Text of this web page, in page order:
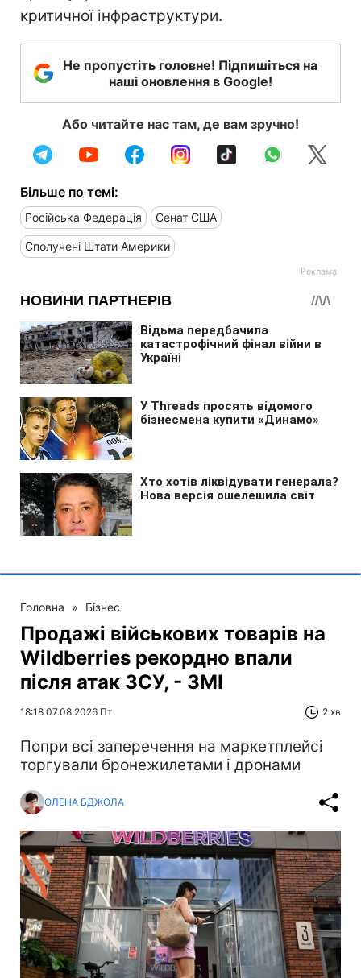
критичної інфраструктури.
Не пропустіть головне! Підпишіться на
наші оновлення в Google!
Або читайте нас там, де вам зручно!
Більше по темі:
Російська Федерація Сенат США
Сполучені Штати Америки
Головна » Бізнес
Продажі військових товарів на
Wildberries рекордно впали
після атак ЗСУ, - ЗМІ
18:18 07.08.2026 Пт 2 хв
Попри всі заперечення на маркетплейсі
торгували бронежилетами і дронами
ОЛЕНА БДЖОЛА